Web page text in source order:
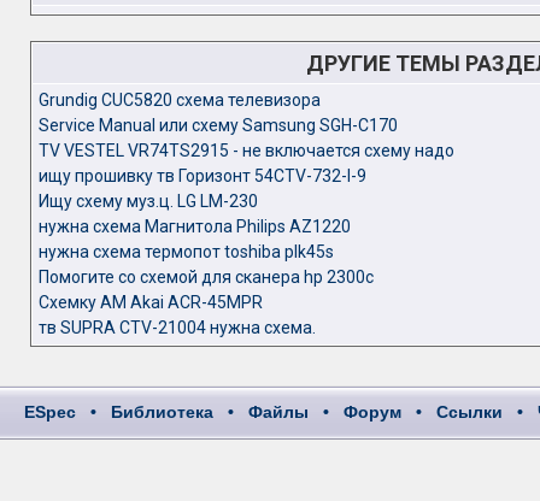
ДРУГИЕ ТЕМЫ
Grundig CUC5820 cхема телевизора
Service Manual или схему Samsung SGH-C170
TV VESTEL VR74TS2915 - не включается схему надо
ищу прошивку тв Горизонт 54CTV-732-I-9
Ищу схему муз.ц. LG LM-230
нужна схема Магнитола Philips AZ1220
нужна схема термопот toshiba plk45s
Помогите со схемой для сканера hp 2300c
Схемку АМ Akai ACR-45MPR
тв SUPRA CTV-21004 нужна схема.
ESpec • Библиотека • Файлы • Форум • Ссылки •